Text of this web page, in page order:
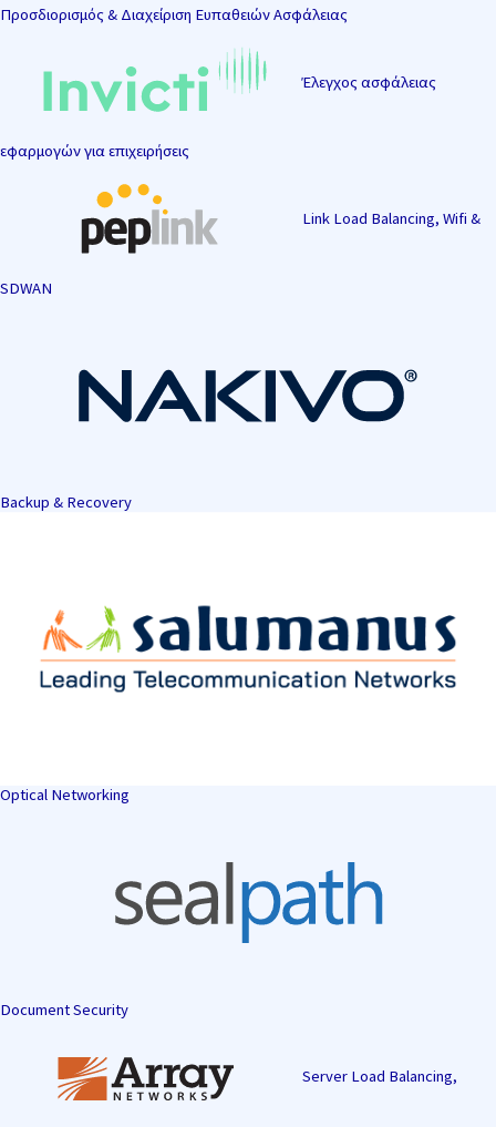
Προσδιορισμός & Διαχείριση Ευπαθειών Ασφάλειας
Έλεγχος ασφάλειας
εφαρμογών για επιχειρήσεις
Link Load Balancing, Wifi &
SDWAN
Backup & Recovery
Optical Networking
Document Security
Server Load Balancing,